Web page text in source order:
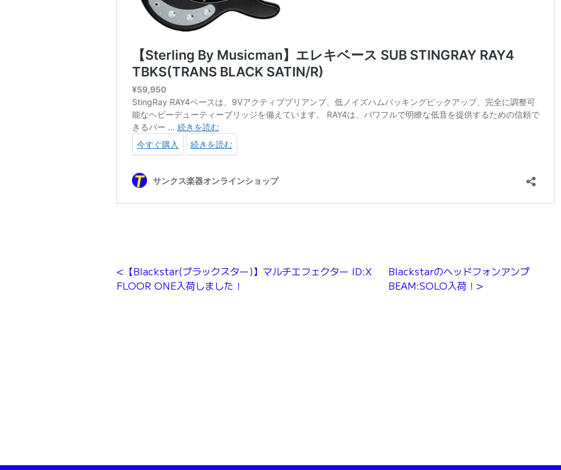
【Blackstar(ブラックスター)】マルチエフェクター ID:X
FLOOR ONE入荷しました！
Blackstarのヘッドフォンアンプ
BEAM:SOLO入荷！